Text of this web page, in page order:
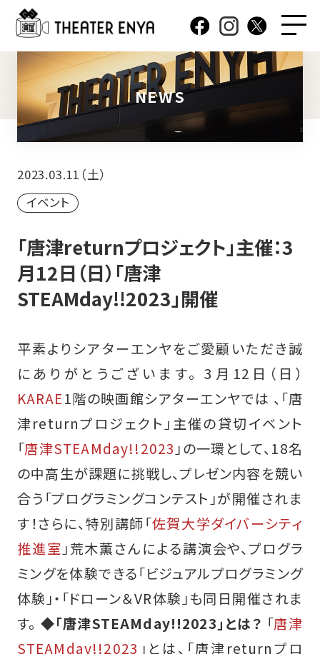
NEWS
2023.03.11（土）
イベント
「唐津returnプロジェクト」主催：3
月12日（日）「唐津
STEAMday!!2023」開催
平素よりシアターエンヤをご愛顧いただき誠
にありがとうございます。 3月12日（日）
KARAE1階の映画館シアターエンヤでは 、「唐
津returnプロジェクト」主催の貸切イベント
「唐津STEAMday!!2023」の一環として、18名
の中高生が課題に挑戦し、プレゼン内容を競い
合う「プログラミングコンテスト」が開催されま
す！さらに、特別講師「佐賀大学ダイバーシティ
推進室」荒木薫さんによる講演会や、プログラ
ミングを体験できる「ビジュアルプログラミング
体験」・「ドローン＆VR体験」も同日開催されま
す。 ◆「唐津STEAMday!!2023」とは？ 「唐津
STEAMday!!2023 」とは、「唐津returnプロ